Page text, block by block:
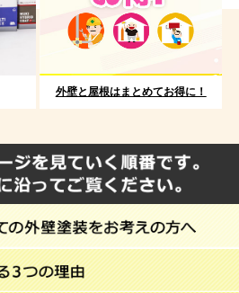
外壁と屋根はまとめてお得に！